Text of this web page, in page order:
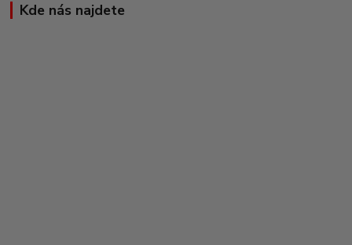
Kde nás najdete